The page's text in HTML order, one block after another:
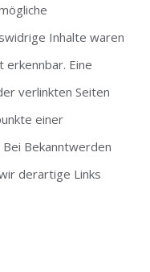
Inhalte waren
erkennbar. Eine
verlinkten Seiten
einer
Bekanntwerden
derartige Links